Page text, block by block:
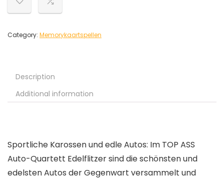
Category: Memorykaartspellen
Description
Additional information
Sportliche Karossen und edle Autos: Im TOP ASS
Auto-Quartett Edelflitzer sind die schönsten und
edelsten Autos der Gegenwart versammelt und